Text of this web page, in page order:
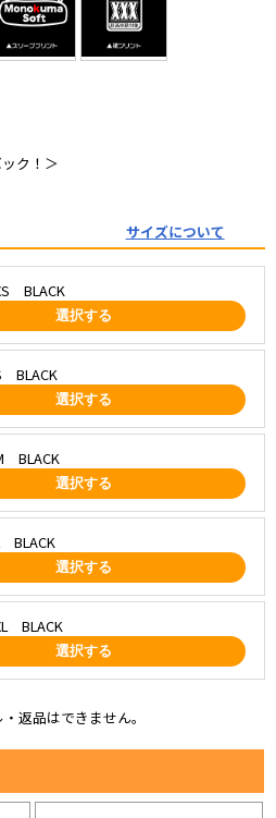
ク！＞
サイズについて
BLACK
選択する
選択する
BLACK
選択する
選択する
BLACK
選択する
返品はできません。